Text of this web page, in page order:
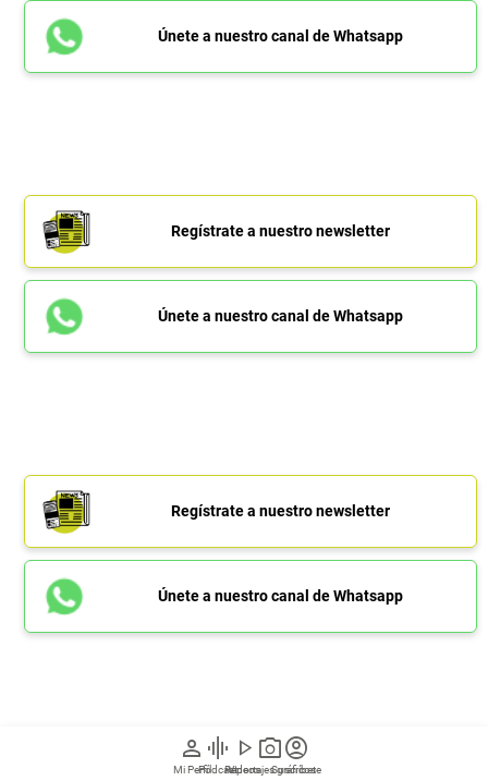
person
Mi Perfil
graphic_eq
Pódcast
play_arrow
Videos
photo_camera
Reportajes gráficos
account_circle
Suscríbete
Únete a nuestro canal de Whatsapp
Regístrate a nuestro newsletter
Únete a nuestro canal de Whatsapp
Regístrate a nuestro newsletter
Únete a nuestro canal de Whatsapp